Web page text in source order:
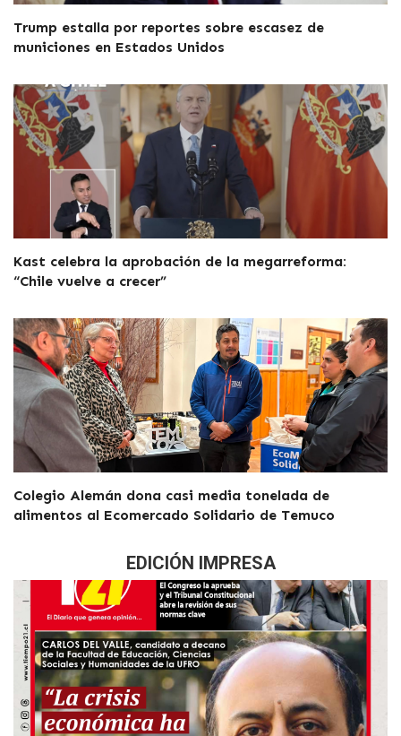
Trump estalla por reportes sobre escasez de
municiones en Estados Unidos
Kast celebra la aprobación de la megarreforma:
“Chile vuelve a crecer”
Colegio Alemán dona casi media tonelada de
alimentos al Ecomercado Solidario de Temuco
EDICIÓN IMPRESA